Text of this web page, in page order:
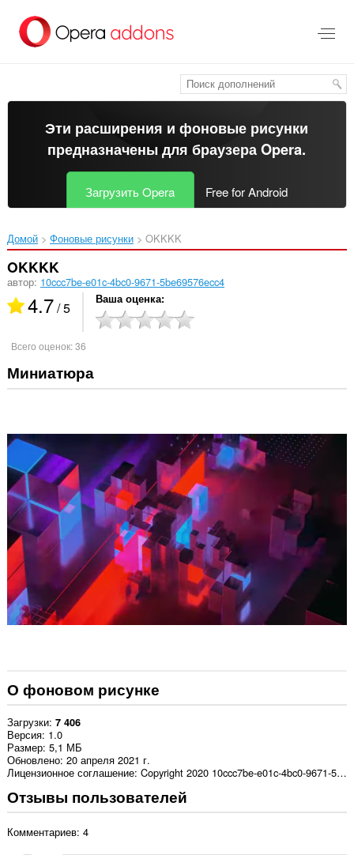
перейти
Эти расширения и фоновые рисунки
предназначены длябраузера Opera.
Загрузить Opera Free for Android
Домой Фоновые рисунки OKKKK‎
OKKKK
автор: 10ccc7be-e01c-4bc0-9671-5be69576ecc4
4.7/ 5 Ваша оценка
Всего оценок:36
Миниатюра
О фоновом рисунке
Загрузки 7 406
Версия 1.0
Размер 5,1 МБ
Обновлено 20 апреля 2021 г.
Лицензионное соглашение
Copyright 2020 10ccc7be-e01c-4bc0-9671-5be69576ecc4
Отзывы пользователей
Комментариев: 4